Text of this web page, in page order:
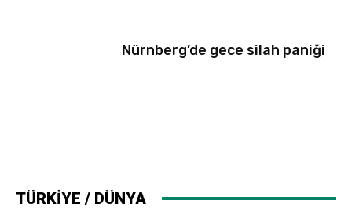
Nürnberg’de gece silah paniği
TÜRKİYE / DÜNYA